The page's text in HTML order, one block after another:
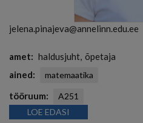
jelena.pinajeva@annelinn.edu.ee
amet haldusjuht õpetaja
ained
matemaatika
tööruum
A251
LOE EDASI